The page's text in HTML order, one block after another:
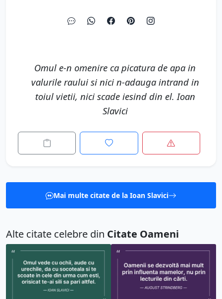
Omul e-n omenire ca picatura de apa in
valurile raului si nici n-adauga intrand in
toiul vietii, nici scade iesind din el. Ioan
Slavici
Mai multe citate de la Ioan Slavici
Alte citate celebre din Citate Oameni